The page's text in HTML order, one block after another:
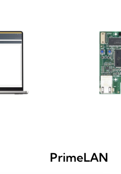
PrimeLAN